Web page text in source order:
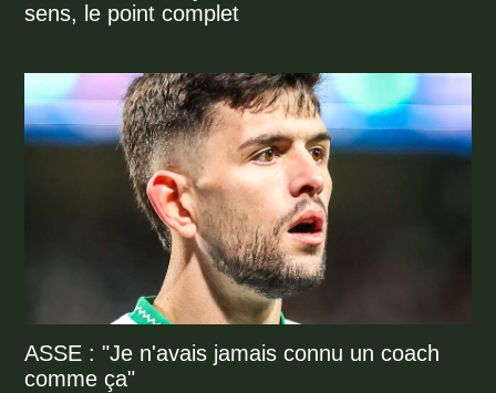
sens, le point complet
ASSE : "Je n'avais jamais connu un coach
comme ça"